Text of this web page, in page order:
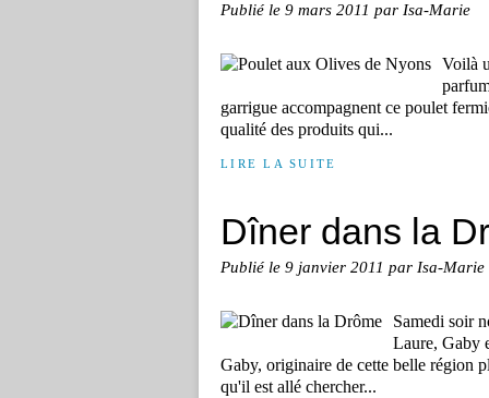
Publié le 9 mars 2011 par Isa-Marie
Voilà
garrigue accompagnent ce poulet
qualité des produits qui...
LIRE LA SUITE
Dîner dans la
Publié le 9 janvier 2011 par Isa-Marie
Samedi soir
Laure, Gaby
Gaby, originaire de cette belle région
qu'il est allé chercher...